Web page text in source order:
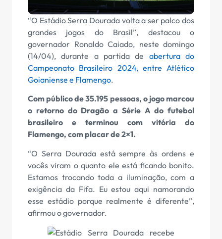
“O Estádio Serra Dourada volta a ser palco dos
grandes jogos do Brasil”, destacou o
governador Ronaldo Caiado, neste domingo
(14/04), durante a partida de abertura do
Campeonato Brasileiro 2024, entre Atlético
Goianiense e Flamengo.
Com público de 35.195 pessoas, o jogo marcou
o retorno do Dragão a Série A do futebol
brasileiro e terminou com vitória do
Flamengo, com placar de 2×1.
“O Serra Dourada está sempre às ordens e
vocês viram o quanto ele está ficando bonito.
Estamos trocando toda a iluminação, com a
exigência da Fifa. Eu estou aqui namorando
esse estádio porque realmente é diferente”,
afirmou o governador.